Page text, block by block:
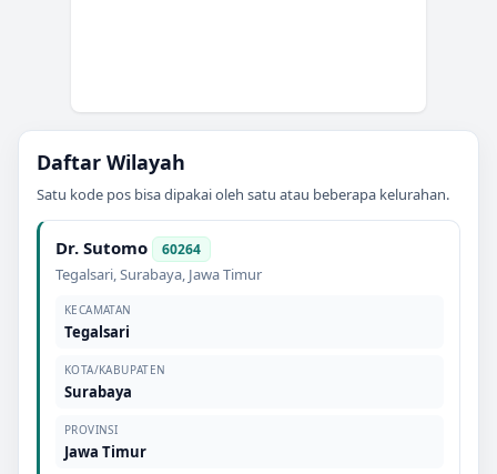
Daftar Wilayah
Satu kode pos bisa dipakai oleh satu atau beberapa kelurahan.
Dr. Sutomo 60264
Tegalsari,Surabaya, Jawa Timur
KECAMATAN
Tegalsari
KOTA/KABUPATEN
Surabaya
PROVINSI
Jawa Timur